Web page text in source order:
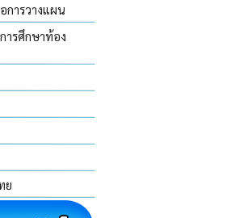
การวางแผน
ารศึกษาท้อง
ย